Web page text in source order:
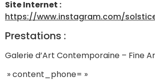
Site Internet :
https://www.instagram.com/
Prestations :
Galerie d’Art Contemporaine – Fine
» content_phone= »